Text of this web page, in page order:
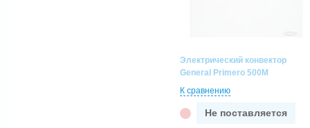
Электрический конвектор
General Primero 500M
К сравнению
Не поставляется